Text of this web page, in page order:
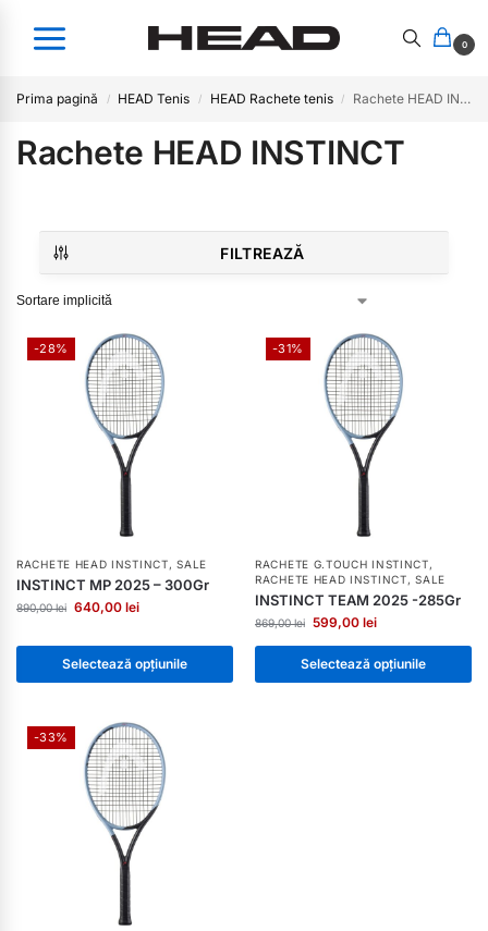
0
Prima pagină / HEAD Tenis / HEAD Rachete tenis / Rachete HEAD INSTINCT
Rachete HEAD INSTINCT
FILTREAZĂ
-28%
RACHETE HEAD INSTINCT,SALE
INSTINCT MP 2025 – 300Gr
890,00lei 640,00 lei
Selectează opțiunile
-31%
RACHETE G.TOUCH INSTINCT,
RACHETE HEAD INSTINCT,SALE
INSTINCT TEAM 2025 -285Gr
869,00lei 599,00 lei
Selectează opțiunile
-33%